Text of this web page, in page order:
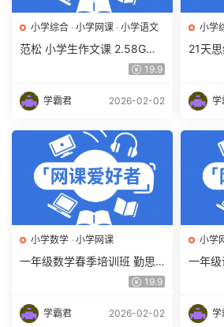
小学综合 · 小学网课 · 小学语文
范松 小学生作文课 2.58G百
度网盘下载 快速提高小学生19.9
学霸君 2026-02-02
小学
21天
6G课
学
小学数学 · 小学网课
一年级数学春季培训班 勤思
在线 何俞霖 9.6G课程百度网
19.9
学霸君 2026-02-02
小学
一年
在线
学